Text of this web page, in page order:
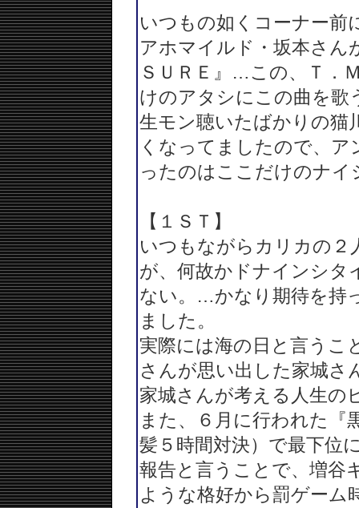
いつもの如くコーナー
アホマイルド・坂本さ
ＳＵＲＥ』…この、Ｔ．
けのアタシにこの曲を歌
生モン聴いたばかりの猫
くなってましたので、
ったのはここだけのナ
【１ＳＴ】
いつもながらカリカの２
が、何故かドナインシタ
ない。…かなり期待を持
ました。
実際には海の日と言うこ
さんが思い出した家城さ
家城さんが考える人生の
また、６月に行われた『
髪５時間対決）で最下位
報告と言うことで、増谷
ような格好から罰ゲーム